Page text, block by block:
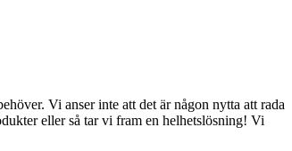
Vi anser inte att det är någon nytta att rada
eller så tar vi fram en helhetslösning! Vi